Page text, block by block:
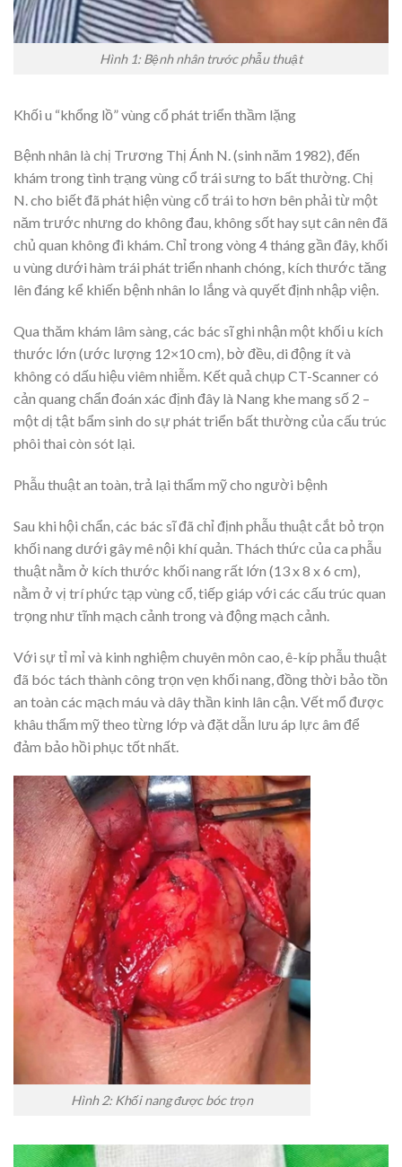
Hình 1: Bệnh nhân trước phẫu thuật
Khối u “khổng lồ” vùng cổ phát triển thầm lặng
Bệnh nhân là chị Trương Thị Ánh N. (sinh năm 1982), đến
khám trong tình trạng vùng cổ trái sưng to bất thường. Chị
N. cho biết đã phát hiện vùng cổ trái to hơn bên phải từ một
năm trước nhưng do không đau, không sốt hay sụt cân nên đã
chủ quan không đi khám. Chỉ trong vòng 4 tháng gần đây, khối
u vùng dưới hàm trái phát triển nhanh chóng, kích thước tăng
lên đáng kể khiến bệnh nhân lo lắng và quyết định nhập viện.
Qua thăm khám lâm sàng, các bác sĩ ghi nhận một khối u kích
thước lớn (ước lượng 12×10 cm), bờ đều, di động ít và
không có dấu hiệu viêm nhiễm. Kết quả chụp CT-Scanner có
cản quang chẩn đoán xác định đây là Nang khe mang số 2 –
một dị tật bẩm sinh do sự phát triển bất thường của cấu trúc
phôi thai còn sót lại.
Phẫu thuật an toàn, trả lại thẩm mỹ cho người bệnh
Sau khi hội chẩn, các bác sĩ đã chỉ định phẫu thuật cắt bỏ trọn
khối nang dưới gây mê nội khí quản. Thách thức của ca phẫu
thuật nằm ở kích thước khối nang rất lớn (13 x 8 x 6 cm),
nằm ở vị trí phức tạp vùng cổ, tiếp giáp với các cấu trúc quan
trọng như tĩnh mạch cảnh trong và động mạch cảnh.
Với sự tỉ mỉ và kinh nghiệm chuyên môn cao, ê-kíp phẫu thuật
đã bóc tách thành công trọn vẹn khối nang, đồng thời bảo tồn
an toàn các mạch máu và dây thần kinh lân cận. Vết mổ được
khâu thẩm mỹ theo từng lớp và đặt dẫn lưu áp lực âm để
đảm bảo hồi phục tốt nhất.
Hình 2: Khối nang được bóc trọn